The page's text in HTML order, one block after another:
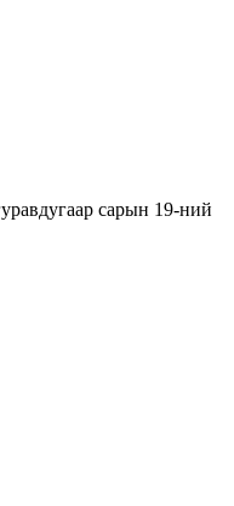
сарын 19-ний